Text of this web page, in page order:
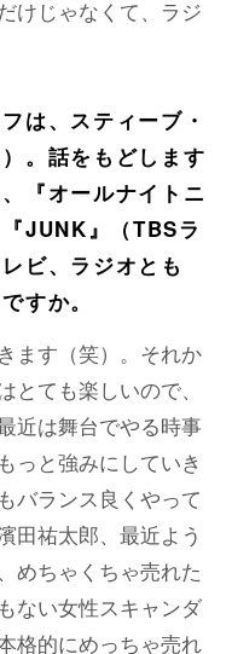
けじゃなくて、ラジ
は、スティーブ・
。話をもどします
『オールナイトニ
JUNK』（TBSラ
ビ、ラジオとも
すか。
ます（笑）。それか
ても楽しいので、
近は舞台でやる時事
っと強みにしていき
バランス良くやって
田祐太郎、最近よう
めちゃくちゃ売れた
ない女性スキャンダ
格的にめっちゃ売れ